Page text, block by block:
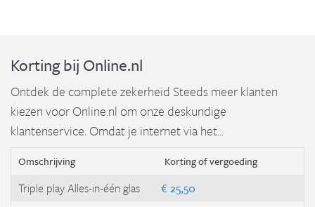
Korting bij Online.nl
Ontdek de complete zekerheid Steeds meer klanten
kiezen voor Online.nl om onze deskundige
klantenservice. Omdat je internet via het...
Omschrijving Korting of vergoeding
Triple play Alles-in-één glas
€ 25,50